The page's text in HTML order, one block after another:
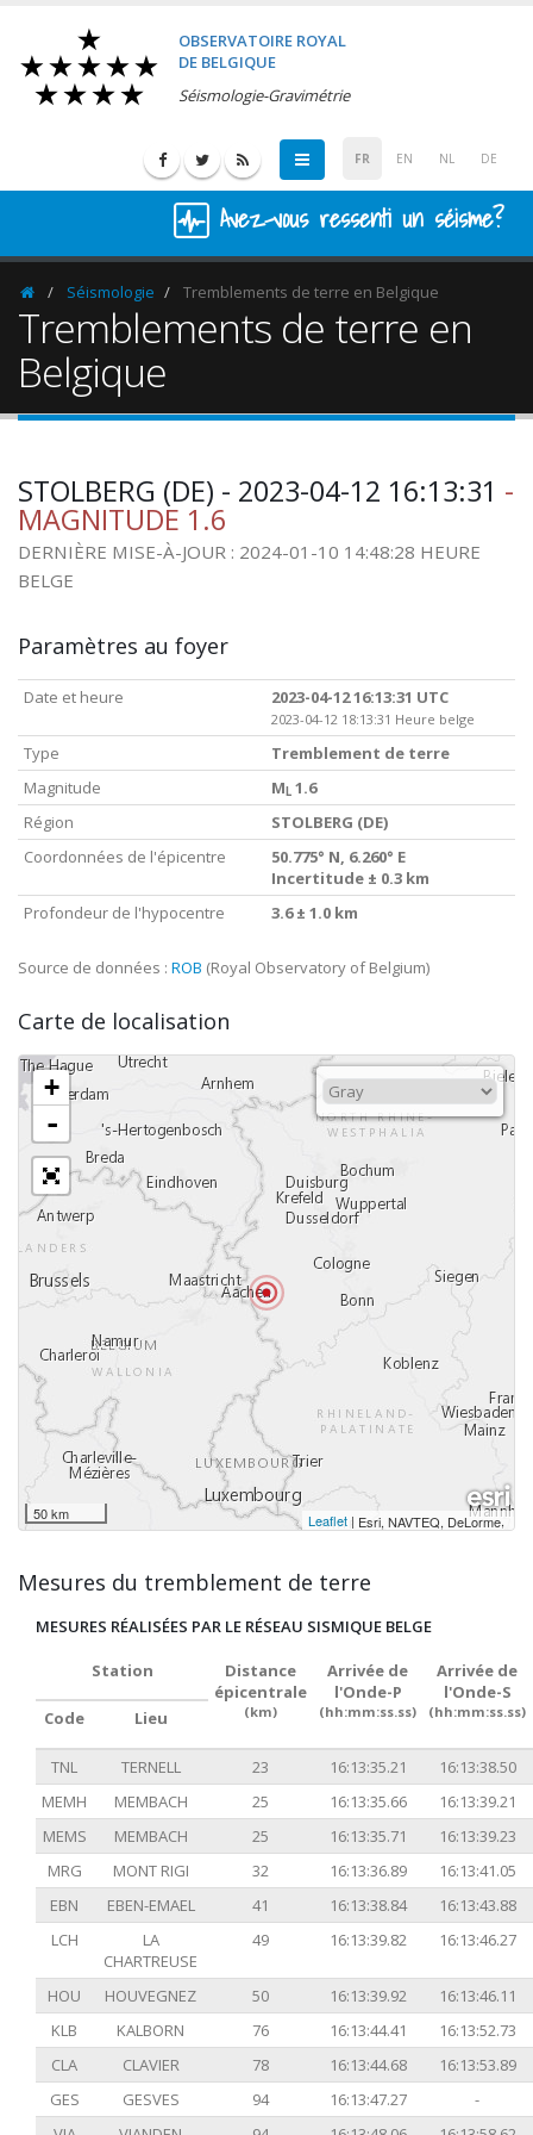
OBSERVATOIRE ROYAL
DE BELGIQUE
Séismologie-Gravimétrie
FR EN NL DE
Avez-vous ressenti un séisme?
HomepageSéismologie Tremblements de terre en Belgique
Tremblements de terre en
Belgique
STOLBERG (DE) - 2023-04-12 16:13:31 -
MAGNITUDE 1.6
DERNIÈRE MISE-À-JOUR : 2024-01-10 14:48:28 HEURE
BELGE
Paramètres au foyer
Date et heure 2023-04-12 16:13:31 UTC
2023-04-12 18:13:31 Heure belge
Type
Tremblement de terre
Magnitude
M L 1.6
Région
STOLBERG (DE)
Coordonnées de l'épicentre
50.775° N, 6.260° E
Incertitude ± 0.3 km
Profondeur de l'hypocentre
3.6 ± 1.0 km
Source de données : ROB (Royal Observatory of Belgium)
Carte de localisation
+
-
50 km Leaflet | Esri, NAVTEQ, DeLorme,
Mesures du tremblement de terre
MESURES RÉALISÉES PAR LE RÉSEAU SISMIQUE BELGE
Station
Distance
épicentrale
(km)
Arrivée de
l'Onde-P
(hh:mm:ss.ss)
Arrivée de
l'Onde-S
(hh:mm:ss.ss)
Code Lieu
TNL TERNELL 23 16:13:35.21
16:13:38.50
MEMH
MEMBACH 25 16:13:35.66
16:13:39.21
MEMS
MEMBACH 25 16:13:35.71
16:13:39.23
MRG
MONT RIGI 32 16:13:36.89
16:13:41.05
EBN
EBEN-EMAEL 41 16:13:38.84
16:13:43.88
LCH
LA
CHARTREUSE
49 16:13:39.82 16:13:46.27
HOU HOUVEGNEZ 50 16:13:39.92
16:13:46.11
KLB
KALBORN 76 16:13:44.41
16:13:52.73
CLA
CLAVIER 78 16:13:44.68
16:13:53.89
GES
GESVES 94 16:13:47.27
-